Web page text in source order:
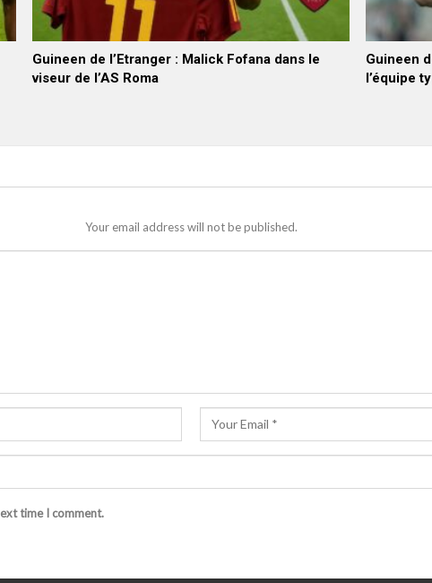
Guineen de l’Etranger : Malick Fofana dans le
viseur de l’AS Roma
Guineen
l’équipe
Your email address will not be published.
time I comment.